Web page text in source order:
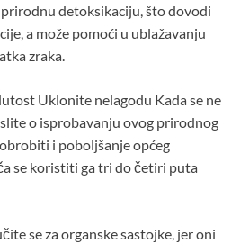
detoksikaciju, što dovodi
a može pomoći u ublažavanju
zraka.
Uklonite nelagodu Kada se ne
o isprobavanju ovog prirodnog
i poboljšanje općeg
se koristiti ga tri do četiri puta
se za organske sastojke, jer oni